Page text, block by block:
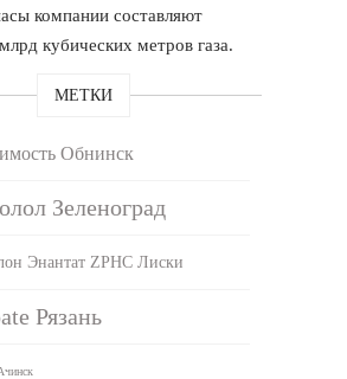
компании составляют
кубических метров газа.
МЕТКИ
Обнинск
Зеленоград
Энантат ZPHC Лиски
Рязань